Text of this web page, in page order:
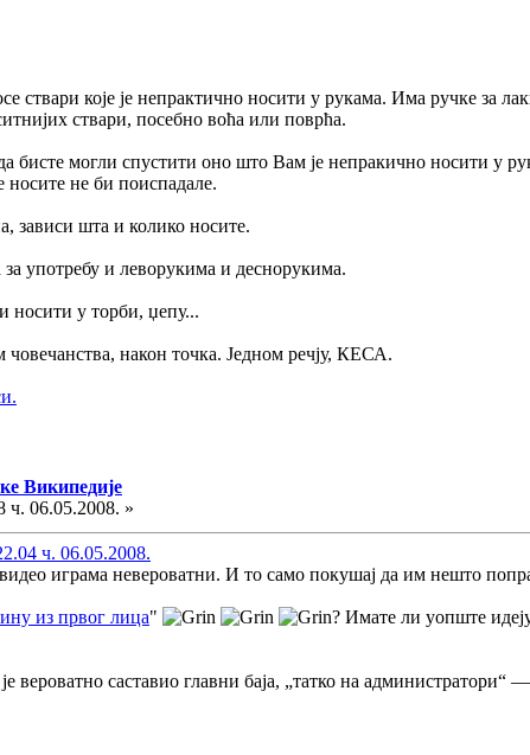
ствари које је непрактично носити у рукама. Има ручке за
ствари, посебно воћа или поврћа.
бисте могли спустити оно што Вам је непракично носити у
носите не би поиспадале.
зависи шта и колико носите.
за употребу и леворукима и деснорукима.
носити у торби, џепу...
човечанства, након точка. Једном речју, КЕСА.
Википедије
ч. 06.05.2008. »
ч. 06.05.2008.
играма невероватни. И то само покушај да им нешто
из првог лица" ? Имате ли уопште
вероватно саставио главни баја, „татко на